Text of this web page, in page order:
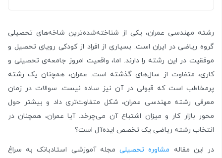
رشته مهندسی عمران، یکی از شناخته‌شده‌ترین شاخه‌های تحصیلی
گروه ریاضی در ایران است. بسیاری از افراد از کودکی رویای تحصیل و
موفقیت در این رشته را دارند. اما، واقعیت امروز جامعه‌ی تحصیلی و
کاری، متفاوت از سال‌های گذشته است. عمران، همچنان یک رشته
پرمخاطب است که قبولی در آن نیز ساده نیست. سوالات در زمان
معرفی رشته مهندسی عمران، شکل متفاوت‌تری داد و بیشتر حول
محور بازار کار و میزان اشتباع آن می‌چرخد. آیا عمران، همچنان در
انتخاب رشته ریاضی یک تخصص ایده‌آل است؟
در این مقاله مشاوره تحصیلیمجله آموزشی استادبانک به سراغ